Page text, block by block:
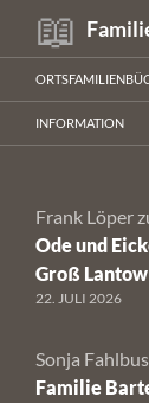
Inhalt
springen
Suchen
INFORMATION
Frank Löper
Ode und
Groß Lantow
22. JULI 2026
Sonja
Familie